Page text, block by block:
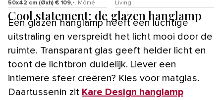
50x42 cm (Øxh) € 109,-. Mômé
Living
Cool statement: de glazen hanglamp
Een glazen hanglamp heeft een luchtige
uitstraling en verspreidt het licht mooi door de
ruimte. Transparant glas geeft helder licht en
toont de lichtbron duidelijk. Liever een
intiemere sfeer creëren? Kies voor matglas.
Daartussenin zit Kare Design hanglamp